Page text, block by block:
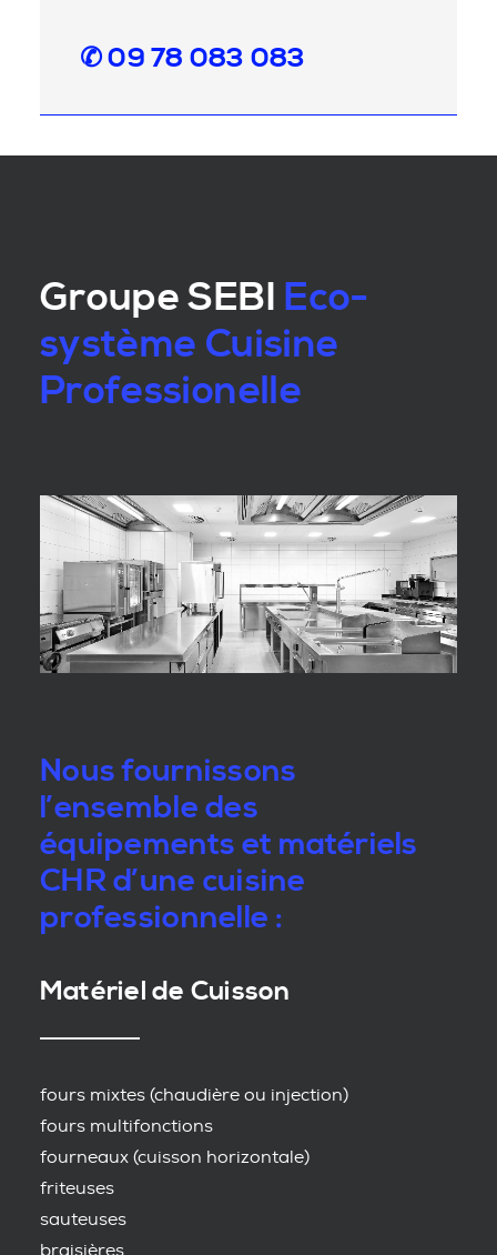
✆ 09 78 083 083
Groupe SEBI Eco-
système Cuisine
Professionelle
Nous fournissons
l’ensemble des
équipements et matériels
CHR d’une cuisine
professionnelle :
Matériel de Cuisson
fours mixtes (chaudière ou injection)
fours multifonctions
fourneaux (cuisson horizontale)
friteuses
sauteuses
braisières